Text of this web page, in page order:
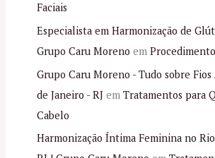
Faciais
Especialista em Harmonização de
Grupo Caru Moreno em
Grupo Caru Moreno - Tudo sobre
de Janeiro - RJem Tratamentos para
Cabelo
Harmonização Íntima Feminina no